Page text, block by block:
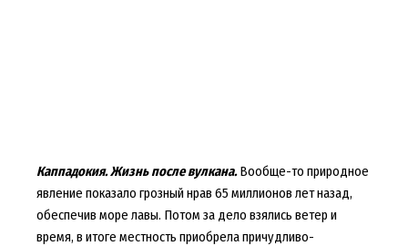
Каппадокия. Жизнь после вулкана.Вообще-то природное
явление показало грозный нрав 65 миллионов лет назад,
обеспечив море лавы. Потом за дело взялись ветер и
время, в итоге местность приобрела причудливо-